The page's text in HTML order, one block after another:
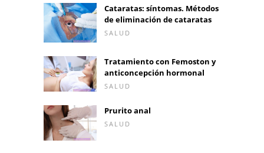
Cataratas: síntomas. Métodos
de eliminación de cataratas
SALUD
Tratamiento con Femoston y
anticoncepción hormonal
SALUD
Prurito anal
SALUD